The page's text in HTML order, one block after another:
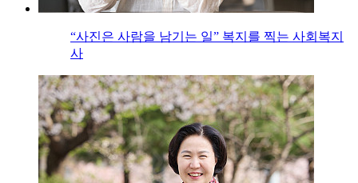
“사진은 사람을 남기는 일” 복지를 찍는 사회복지
사